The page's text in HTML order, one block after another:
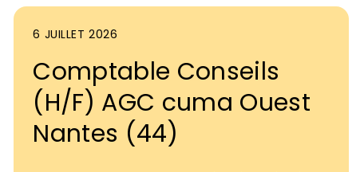
6 JUILLET 2026
Comptable Conseils
(H/F) AGC cuma Ouest
Nantes (44)